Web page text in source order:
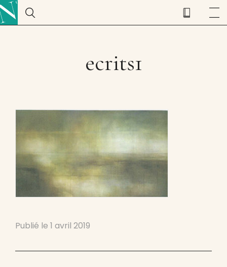
ecrits1
Publié le 1 avril 2019